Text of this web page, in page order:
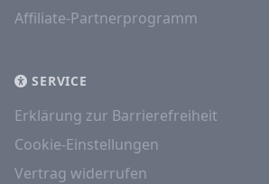
Affiliate-Partnerprogramm
SERVICE
Erklärung zur Barrierefreiheit
Cookie-Einstellungen
Vertrag widerrufen